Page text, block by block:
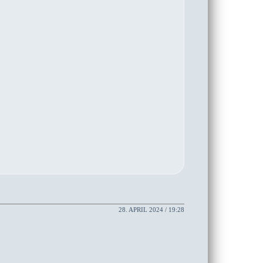
28. APRIL 2024 / 19:28